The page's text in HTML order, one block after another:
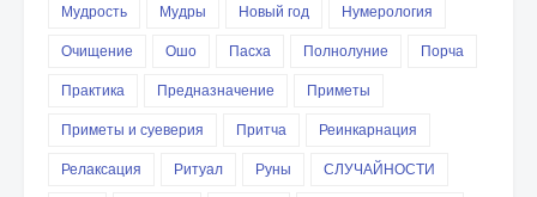
Мудрость
Мудры Новый год
Нумерология
Очищение
Ошо Пасха Полнолуние
Порча
Практика
Предназначение
Приметы
Приметы и суеверия
Притча
Реинкарнация
Релаксация
Ритуал Руны
СЛУЧАЙНОСТИ